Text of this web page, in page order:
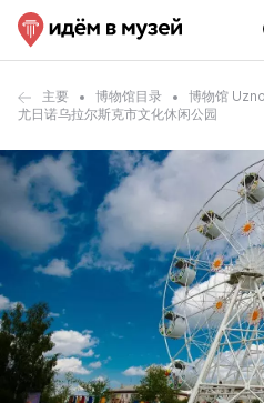
主要 博物馆目录
博物馆
尤日诺乌拉尔斯克市文化休闲公园